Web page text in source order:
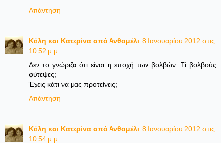
Απάντηση
Κάλη και Κατερίνα από Ανθομέλι 8 Ιανουαρίου 2012 στις
10:52 μ.μ.
Δεν το γνώριζα ότι είναι η εποχή των βολβών. Τί βολβούς
φύτεψες;
Έχεις κάτι να μας προτείνεις;
Απάντηση
Κάλη και Κατερίνα από Ανθομέλι 8 Ιανουαρίου 2012 στις
10:54 μ.μ.